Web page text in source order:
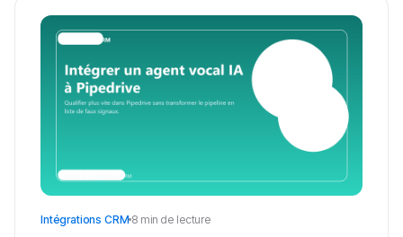
Intégrations CRM 8 min de lecture